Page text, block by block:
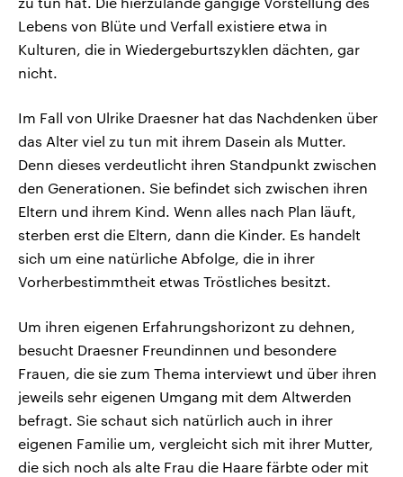
Lebens von Blüte und Verfall existiere etwa in
Kulturen, die in Wiedergeburtszyklen dächten, gar
nicht.
Im Fall von Ulrike Draesner hat das Nachdenken über
das Alter viel zu tun mit ihrem Dasein als Mutter.
Denn dieses verdeutlicht ihren Standpunkt zwischen
den Generationen. Sie befindet sich zwischen ihren
Eltern und ihrem Kind. Wenn alles nach Plan läuft,
sterben erst die Eltern, dann die Kinder. Es handelt
sich um eine natürliche Abfolge, die in ihrer
Vorherbestimmtheit etwas Tröstliches besitzt.
Um ihren eigenen Erfahrungshorizont zu dehnen,
besucht Draesner Freundinnen und besondere
Frauen, die sie zum Thema interviewt und über ihren
jeweils sehr eigenen Umgang mit dem Altwerden
befragt. Sie schaut sich natürlich auch in ihrer
eigenen Familie um, vergleicht sich mit ihrer Mutter,
die sich noch als alte Frau die Haare färbte oder mit